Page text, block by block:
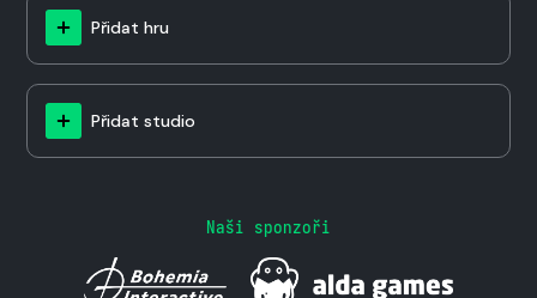
Přidat hru
Přidat studio
Naši sponzoři